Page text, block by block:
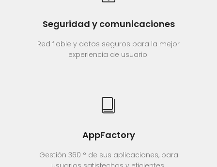
Seguridad y comunicaciones
Red fiable y datos seguros para la mejor
experiencia de usuario.
AppFactory
Gestión 360 ° de sus aplicaciones, para